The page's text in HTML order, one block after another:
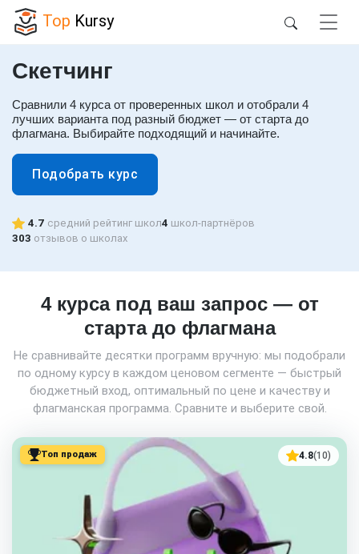
Top Kursy
Скетчинг
Сравнили 4 курса от проверенных школ и отобрали 4
лучших варианта под разный бюджет — от старта до
флагмана. Выбирайте подходящий и начинайте.
Подобрать курс
4.7 средний рейтинг школ4 школ-партнёров
303 отзывов о школах
4 курса под ваш запрос — от
старта до флагмана
Не сравнивайте десятки программ вручную: мы подобрали
по одному курсу в каждом ценовом сегменте — быстрый
бюджетный вход, оптимальный по цене и качеству и
флагманская программа. Сравните и выберите свой.
Топ продаж 4.8(10)